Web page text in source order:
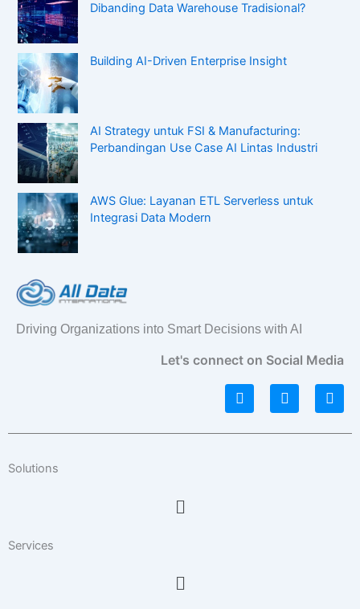
Dibanding Data Warehouse Tradisional?
Building AI-Driven Enterprise Insight
AI Strategy untuk FSI & Manufacturing:
Perbandingan Use Case AI Lintas Industri
AWS Glue: Layanan ETL Serverless untuk
Integrasi Data Modern
Driving Organizations into Smart Decisions with AI
Let's connect on Social Media
L
i
k
I
n
t
F
a
e
Solutions
Menu
Services
Menu